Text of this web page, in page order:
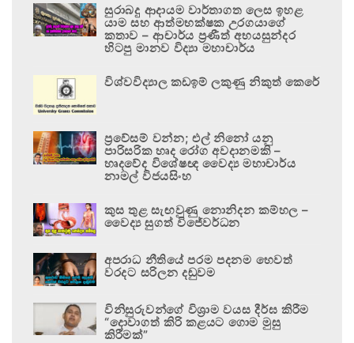
සුරාබදු ආදායම වාර්තාගත ලෙස ඉහළ
යාම සහ ආත්මභක්ෂක උරගයාගේ
කතාව – ආචාර්ය ප්‍රණීත් අභයසුන්දර
හිටපු මානව විද්‍යා මහාචාර්ය
විශ්වවිද්‍යාල කඩඉම් ලකුණු නිකුත් කෙරේ
ප්‍රවේසම් වන්න; එල් නිනෝ යනු
පාරිසරික හෘද රෝග අවදානමකි –
හෘදවේද විශේෂඥ වෛද්‍ය මහාචාර්ය
නාමල් විජයසිංහ
කුස තුළ සැඟවුණු නොනිදන කම්හල –
වෛද්‍ය සුගත් විජේවර්ධන
අපරාධ නීතියේ පරම පදනම හෙවත්
වරදට සරිලන දඬුවම
විනිසුරුවන්ගේ විශ්‍රාම වයස දීර්ඝ කිරීම
“දොවාගත් කිරි කළයට ගොම මුසු
කිරීමක්”